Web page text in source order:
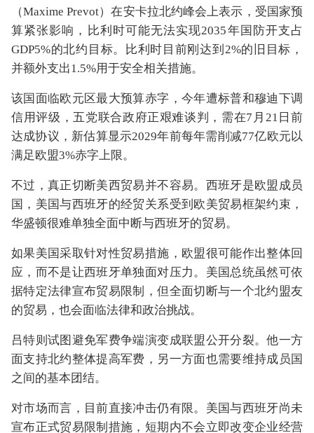
（Maxime Prevot）在安卡拉北约峰会上表示，受国家预
算紧张影响，比利时可能无法实现2035年国防开支占
GDP5%的北约目标。比利时目前刚达到2%的旧目标，
并额外支出1.5%用于安全相关措施。
该国面临欧元区最大预算赤字，今年遭标普和穆迪下调
信用评级，五党联合政府正艰难谈判，需在7月21日前
达成协议，新估算显示2029年前每年需削减77亿欧元以
满足欧盟3%赤字上限。
不过，真正切断美西贸易并不容易。西班牙是欧盟成员
国，美国与西班牙的经贸关系受到欧美贸易框架约束，
华盛顿很难单独全面中断与西班牙的贸易。
如果美国采取针对性贸易措施，欧盟很可能作出整体回
应，而不是让西班牙单独面对压力。美国总统虽然可依
据特定法律宣布贸易限制，但全面切断与一个北约盟友
的贸易，也会面临法律和政治挑战。
吕特则试图避免军费争端演变成联盟公开分裂。他一方
面支持北约整体提高军费，另一方面也需要维持成员国
之间的基本团结。
对市场而言，目前直接冲击仍有限。美国与西班牙尚未
宣布正式贸易限制措施，短期内不会立即改变企业经营